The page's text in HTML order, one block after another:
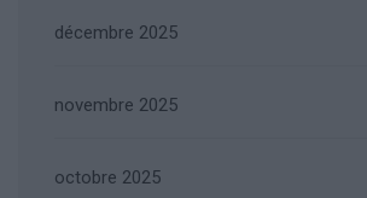
décembre 2025
novembre 2025
octobre 2025